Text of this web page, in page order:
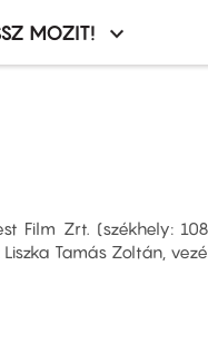
MOZIT!
Film Zrt. (székhely:
Liszka Tamás Zoltán,